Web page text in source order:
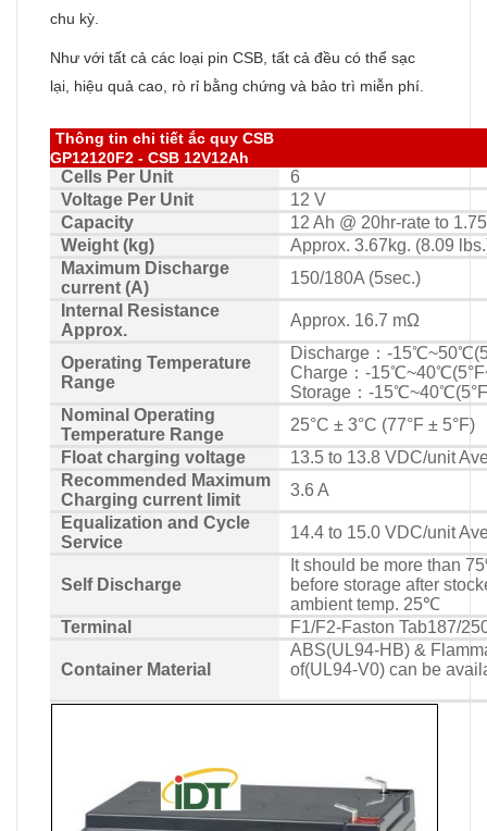
chu kỳ.
Như với tất cả các loại pin CSB, tất cả đều có thể sạc
lại, hiệu quả cao, rò rỉ bằng chứng và bảo trì miễn phí.
Thông tin chi tiết ắc quy CSB
GP12120F2 - CSB 12V12Ah
Cells Per Unit
6
Voltage Per Unit
12 V
Capacity
12 Ah @ 20hr-rate to
Weight (kg)
Approx. 3.67kg. (8.09
Maximum Discharge
current (A)
150/180A (5sec.)
Internal Resistance
Approx.
Approx. 16.7 mΩ
Operating Temperature
Range
Discharge：-
Charge：-
Storage：-
Nominal Operating
Temperature Range
25°C ± 3°C (77°F ± 5°F)
Float charging voltage
13.5 to 13.8 VDC/unit
Recommended Maximum
Charging current limit
3.6 A
Equalization and Cycle
Service
14.4 to 15.0 VDC/unit
Self Discharge
It should be more than
before storage after
ambient temp. 25℃
Terminal
F1/F2-Faston Tab187/
Container Material
ABS(UL94-HB) &
of(UL94-V0) can be